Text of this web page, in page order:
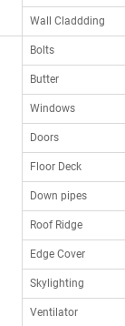
Wall Claddding
Bolts
Butter
Windows
Doors
Floor Deck
Down pipes
Roof Ridge
Edge Cover
Skylighting
Ventilator